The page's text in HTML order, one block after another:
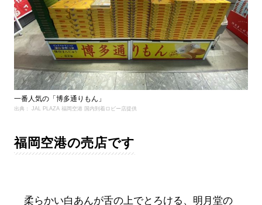
一番人気の「博多通りもん」
出典： JAL PLAZA 福岡空港 国内到着ロビー店提供
福岡空港の売店です
柔らかい白あんが舌の上でとろける、明月堂の